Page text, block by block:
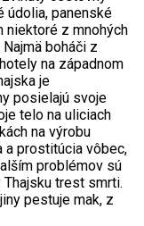
údolia, panenské
niektoré z mnohých
boháči z
na západnom
je
posielajú svoje
telo na uliciach
na výrobu
a prostitúcia vôbec,
problémov sú
trest smrti.
pestuje mak, z